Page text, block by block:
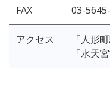
FAX 03-
アクセス
「人形
「水天